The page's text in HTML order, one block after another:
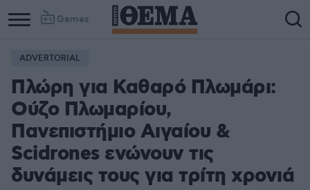
Games
1
2
ADVERTORIAL
Πλώρη για Καθαρό Πλωμάρι:
Ούζο Πλωμαρίου,
Πανεπιστήμιο Αιγαίου &
Scidrones ενώνουν τις
δυνάμεις τους για τρίτη χρονιά